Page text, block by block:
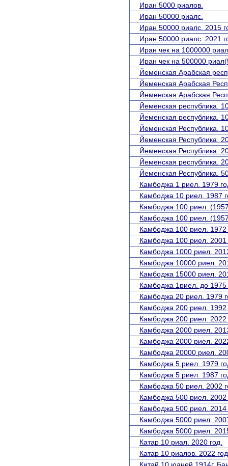
Иран 5000 риалов.
Иран 50000 риалс.
Иран 50000 риалс. 2015
Иран 50000 риалс. 2021
Иран чек на 1000000
Иран чек на 500000
Йеменская Арабская
Йеменская Арабская
Йеменская Арабская
Йеменская республика.
Йеменская республика.
Йеменская Республика.
Йеменская Республика.
Йеменская Республика.
Йеменская республика.
Йеменская Республика.
Камбоджа 1 риел. 1979
Камбоджа 10 риел. 1987
Камбоджа 100 риел.
Камбоджа 100 риел.
Камбоджа 100 риел. 1972
Камбоджа 100 риел. 2001
Камбоджа 1000 риел.
Камбоджа 10000 риел.
Камбоджа 15000 риел.
Камбоджа 1риел. до 1975
Камбоджа 20 риел. 1979
Камбоджа 200 риел. 1992
Камбоджа 200 риел. 2022
Камбоджа 2000 риел.
Камбоджа 2000 риел.
Камбоджа 20000 риел.
Камбоджа 5 риел. 1979
Камбоджа 5 риел. 1987
Камбоджа 50 риел. 2002
Камбоджа 500 риел. 2002
Камбоджа 500 риел. 2014
Камбоджа 5000 риел.
Камбоджа 5000 риел.
Катар 10 риал. 2020 год.
Катар 10 риалов. 2022